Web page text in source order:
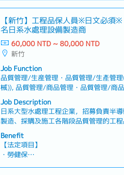
協調業主、設計部門、採購部門、施工
程交付等相關作業・進行專案成本分析
告製作・掌握工程現場發生之問題，進行
善對策・負責工事部門成員之工作管理、
置・規劃並執行部門教育訓練，推動團隊
整並報告專案進度、問題、風險及改善情
事項
・各種休假（特別休假、婚假、喪假、
產假、產假、育嬰假）
・退休金
【企業福利】
・年收約14個月，依業績而定 ※正職員工
・人事評價（一年一次）※正職員工限定
・交通費
・住宅津貼（常駐於客戶端的情況，公
・出差津貼：3000元
・伙食津貼：2300元
・三節禮金
・員工旅行
【新竹】工程品保人員※日文必須※
名日系水處理設備製造商
60,000 NTD ~ 80,000 NTD
新竹
Job Function
品質管理/生産管理・品質管理/生產管
械)), 品質管理/商品管理・品質管理/商
建設管理・設備建築/建設管理
Job Description
日系大型水處理工程企業，招募負責半導
製造、採購及施工各階段品質管理的工
內容】・負責新建工程專案於製造、採購
管理・依據工程規範、品質標準及檢驗項
管理・針對品質異常進行原因分析、制定
發方案・追蹤品質問題的處理進度，並確
響・與供應商、協力廠商及施工現場進
Benefit
【法定項目】
・勞健保